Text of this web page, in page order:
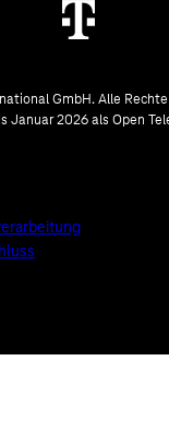
GmbH. Alle
Januar 2026 als Open